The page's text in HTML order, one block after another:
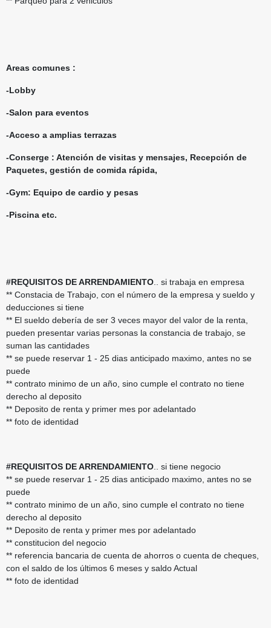
Areas comunes :
-Lobby
-Salon para eventos
-Acceso a amplias terrazas
-Conserge : Atención de visitas y mensajes, Recepción de
Paquetes, gestión de comida rápida,
-Gym: Equipo de cardio y pesas
-Piscina etc.
#REQUISITOS DE ARRENDAMIENTO .. si trabaja en empresa
** Constacia de Trabajo, con el número de la empresa y sueldo y
deducciones si tiene
** El sueldo debería de ser 3 veces mayor del valor de la renta,
pueden presentar varias personas la constancia de trabajo, se
suman las cantidades
** se puede reservar 1 - 25 dias anticipado maximo, antes no se
puede
** contrato minimo de un año, sino cumple el contrato no tiene
derecho al deposito
** Deposito de renta y primer mes por adelantado
** foto de identidad
#REQUISITOS DE ARRENDAMIENTO .. si tiene negocio
** se puede reservar 1 - 25 dias anticipado maximo, antes no se
puede
** contrato minimo de un año, sino cumple el contrato no tiene
derecho al deposito
** Deposito de renta y primer mes por adelantado
** constitucion del negocio
** referencia bancaria de cuenta de ahorros o cuenta de cheques,
con el saldo de los últimos 6 meses y saldo Actual
** foto de identidad